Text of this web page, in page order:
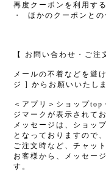
再度クーポンを利用す
・
ほかのクーポンと
【 お問い合わせ・ご注
メールの不着などを避
ジ ] からお願いいたしま
＜アプリ＞ショップtop
ジマークが表示されてお
メッセージは、ショッ
となっておりますので、
ご注文時など、チャッ
お客様から、メッセー
す。